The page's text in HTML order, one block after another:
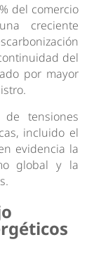
del comercio
creciente
del
por mayor
tensiones
incluido el
evidencia la
global y la